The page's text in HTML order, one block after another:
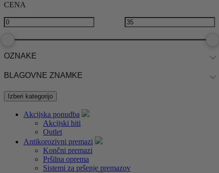
CENA
OZNAKE
BLAGOVNE ZNAMKE
Izberi kategorijo
Akcijska ponudba
Akcijski hiti
Outlet
Antikorozivni premazi
Končni premazi
Pršilna oprema
Sistemi za pršenje premazov